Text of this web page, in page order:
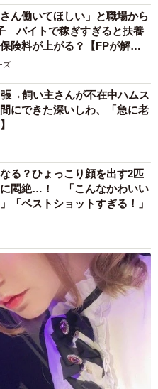
さん働いてほしい」と職場から
バイトで稼ぎすぎると扶養
険料が上がる？【FPが解
ズ
→飼い主さんが不在中ハムス
にできた深いしわ、「急に老
る？ひょっこり顔を出す2匹
に悶絶…！ 「こんなかわいい
「ベストショットすぎる！」